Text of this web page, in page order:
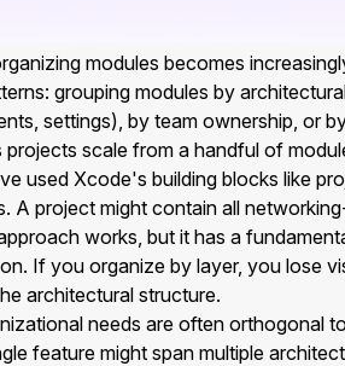
modules becomes
grouping modules by
settings), by team ownership, or
projects scale from a handful of
used Xcode's building blocks like
A project might contain all
works, but it has a
If you organize by layer, you lose
architectural structure.
needs are often orthogonal
feature might span multiple